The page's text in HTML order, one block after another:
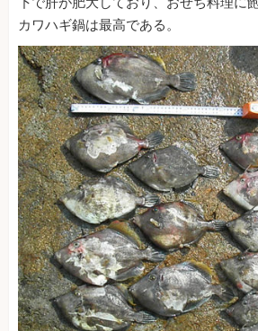
カワハギ鍋は最高である。